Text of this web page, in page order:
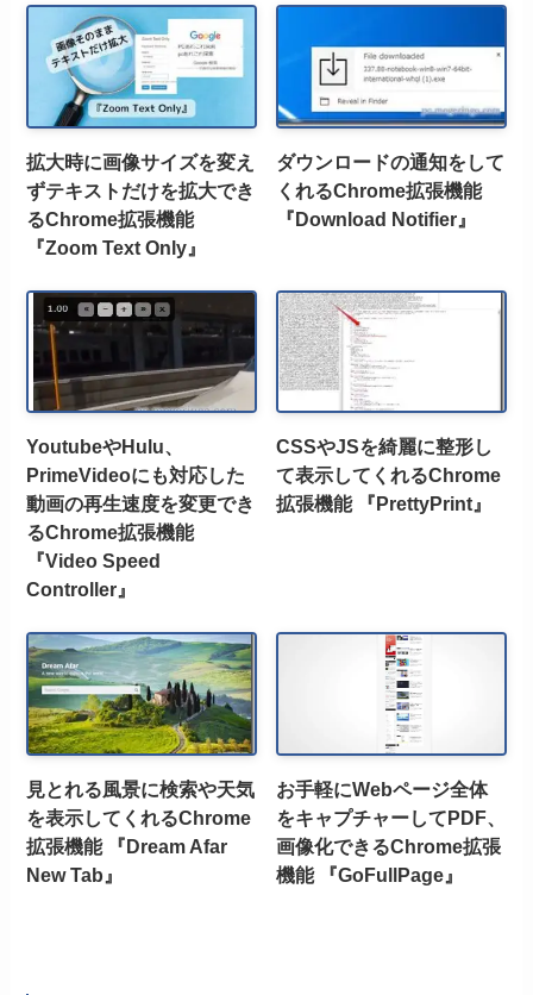
拡大時に画像サイズを変え
ずテキストだけを拡大でき
るChrome拡張機能
『Zoom Text Only』
ダウンロードの通知をして
くれるChrome拡張機能
『Download Notifier』
YoutubeやHulu、
PrimeVideoにも対応した
動画の再生速度を変更でき
るChrome拡張機能
『Video Speed
Controller』
CSSやJSを綺麗に整形し
て表示してくれるChrome
拡張機能 『PrettyPrint』
見とれる風景に検索や天気
を表示してくれるChrome
拡張機能 『Dream Afar
New Tab』
お手軽にWebページ全体
をキャプチャーしてPDF、
画像化できるChrome拡張
機能 『GoFullPage』